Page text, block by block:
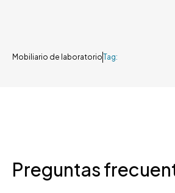
Mobiliario de laboratorioTag:
Preguntas